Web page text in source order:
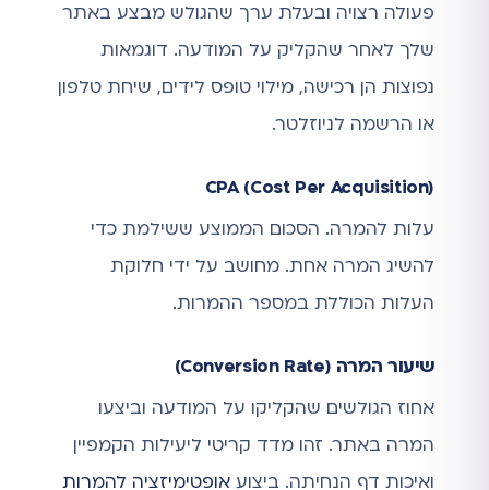
פעולה רצויה ובעלת ערך שהגולש מבצע באתר
שלך לאחר שהקליק על המודעה. דוגמאות
נפוצות הן רכישה, מילוי טופס לידים, שיחת טלפון
או הרשמה לניוזלטר.
CPA (Cost Per Acquisition)
עלות להמרה. הסכום הממוצע ששילמת כדי
להשיג המרה אחת. מחושב על ידי חלוקת
העלות הכוללת במספר ההמרות.
שיעור המרה (Conversion Rate)
אחוז הגולשים שהקליקו על המודעה וביצעו
המרה באתר. זהו מדד קריטי ליעילות הקמפיין
ואיכות דף הנחיתה. ביצוע אופטימיזציה להמרות